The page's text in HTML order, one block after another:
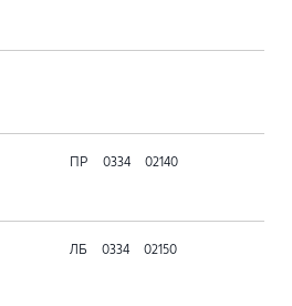
ПР 0334 02140
ЛБ 0334 02150